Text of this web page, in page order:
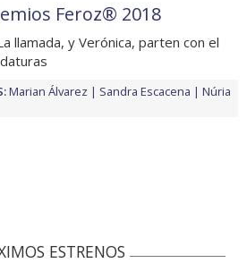
Feroz® 2018
llamada, y Verónica, parten con el
Marian Álvarez Sandra Escacena
Núria
ESTRENOS